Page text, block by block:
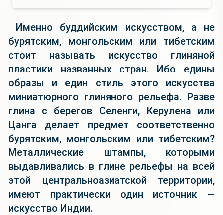
Именно буддийским искусством, а не
бурятским, монгольским или тибетским
стоит называть искусство глиняной
пластики названных стран. Ибо едины
образы и един стиль этого искусства
миниатюрного глиняного рельефа. Разве
глина с берегов Селенги, Керулена или
Цанга делает предмет соответственно
бурятским, монгольским или тибетским?
Металлические штампы, которыми
выдавливались в глине рельефы на всей
этой центральноазиатской территории,
имеют практически один источник —
искусство Индии.